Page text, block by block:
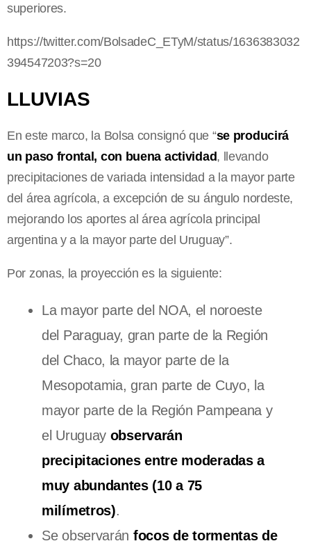
superiores.
https://twitter.com/BolsadeC_ETyM/status/1636383032
394547203?s=20
LLUVIAS
En este marco, la Bolsa consignó que “se producirá
un paso frontal, con buena actividad, llevando
precipitaciones de variada intensidad a la mayor parte
del área agrícola, a excepción de su ángulo nordeste,
mejorando los aportes al área agrícola principal
argentina y a la mayor parte del Uruguay”.
Por zonas, la proyección es la siguiente:
La mayor parte del NOA, el noroeste
del Paraguay, gran parte de la Región
del Chaco, la mayor parte de la
Mesopotamia, gran parte de Cuyo, la
mayor parte de la Región Pampeana y
el Uruguay observarán
precipitaciones entre moderadas a
muy abundantes (10 a 75
milímetros).
Se observarán focos de tormentas de